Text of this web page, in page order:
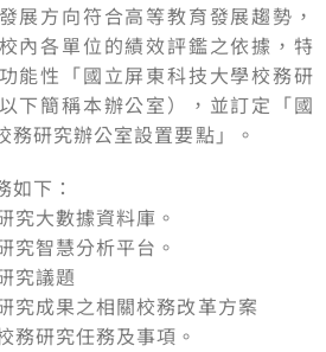
展方向符合高等教育發展趨勢，
內各單位的績效評鑑之依據，特
能性「國立屏東科技大學校務研
下簡稱本辦公室），並訂定「國
務研究辦公室設置要點」。
如下：
究大數據資料庫。
究智慧分析平台。
究議題
究成果之相關校務改革方案
務研究任務及事項。